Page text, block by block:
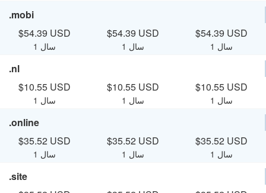
.mobi
$54.39 USD
1 سال
$54.39 USD
1 سال
$54.39 USD
1 سال
.nl
$10.55 USD
1 سال
$10.55 USD
1 سال
$10.55 USD
1 سال
.online
$35.52 USD
1 سال
$35.52 USD
1 سال
$35.52 USD
1 سال
.site